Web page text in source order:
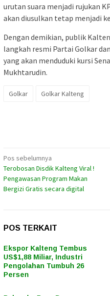
urutan suara menjadi rujukan
akan diusulkan tetap menjadi
Dengan demikian, publik
langkah resmi Partai Golkar
yang akan menduduki kursi
Mukhtarudin.
Golkar Golkar Kalteng
Navigasi
pos
Pos sebelumnya
Terobosan Disdik Kalteng Viral !
Pengawasan Program Makan
Bergizi Gratis secara digital
POS TERKAIT
Ekspor Kalteng Tembus
US$1,88 Miliar, Industri
Pengolahan Tumbuh 26
Persen